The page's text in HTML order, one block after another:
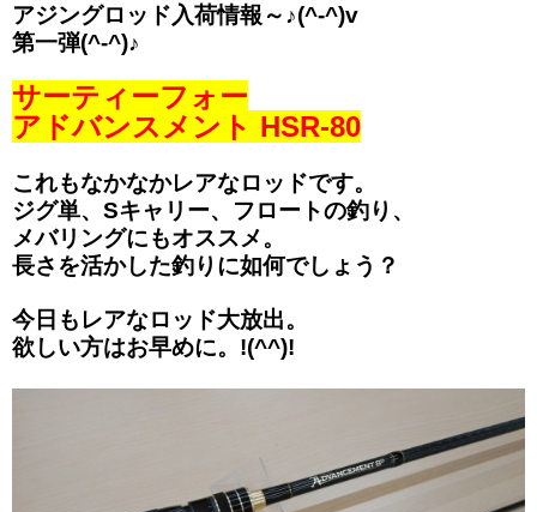
アジングロッド入荷情報～♪(^-^)v
第一弾(^-^)♪
サーティーフォー
アドバンスメント HSR-80
これもなかなかレアなロッドです。
ジグ単、Sキャリー、フロートの釣り、
メバリングにもオススメ。
長さを活かした釣りに如何でしょう？
今日もレアなロッド大放出。
欲しい方はお早めに。!(^^)!